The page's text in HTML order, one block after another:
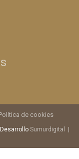
Desarrollo Sumurdigital |
de cookies